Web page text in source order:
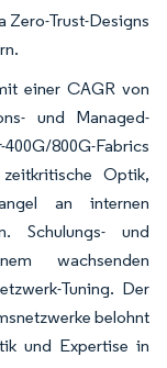
Zero-Trust-Designs
einer CAGR von
und Managed-
800G-Fabrics
Optik,
an internen
Schulungs- und
wachsenden
Tuning. Der
belohnt
und Expertise in